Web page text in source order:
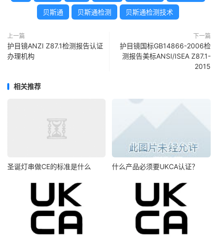
贝斯通 贝斯通检测 贝斯通检测技术
上一篇
护目镜ANZI Z87.1检测报告认证
办理机构
下一篇
护目镜国标GB14866-2006检
测报告美标ANSI/ISEA Z87.1-
2015
相关推荐
圣诞灯串做CE的标准是什么 什么产品必须要UKCA认证？